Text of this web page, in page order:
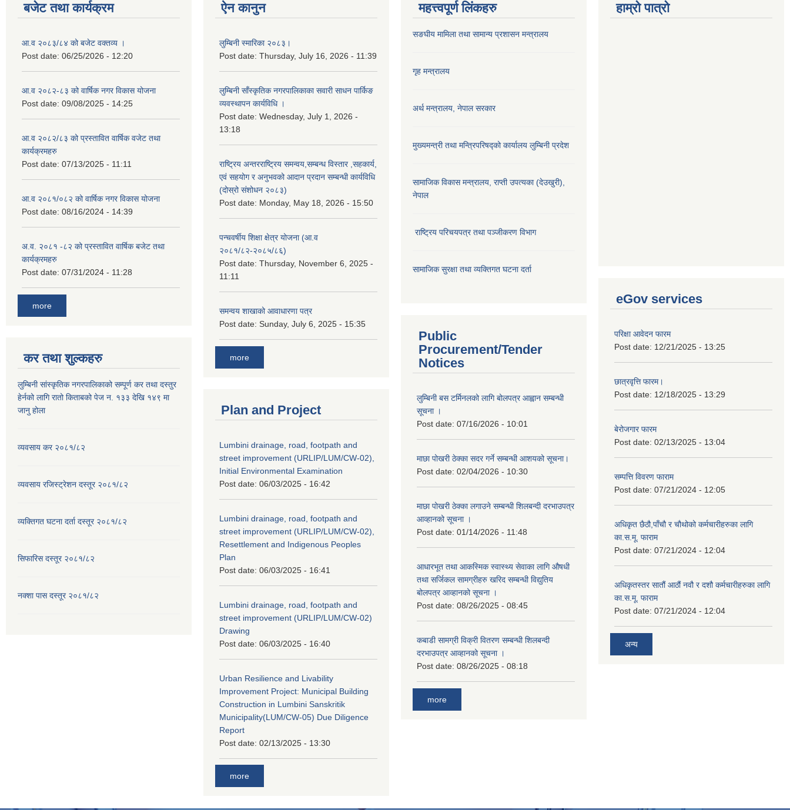
बजेट तथा कार्यक्रम
आ.व २०८३/८४ को बजेट वक्तव्य ।
Post date: 06/25/2026 - 12:20
आ.व २०८२-८३ को वार्षिक नगर विकास योजना
Post date: 09/08/2025 - 14:25
आ.व २०८२/८३ को प्रस्तावित वार्षिक वजेट तथा
कार्यक्रमहरु
Post date: 07/13/2025 - 11:11
आ.व २०८१/०८२ को वार्षिक नगर विकास योजना
Post date: 08/16/2024 - 14:39
अ.व. २०८१ -८२ को प्रस्तावित वार्षिक बजेट तथा
कार्यक्रमहरु
Post date: 07/31/2024 - 11:28
more
कर तथा शुल्कहरु
लुम्बिनी सांस्कृतिक नगरपालिकाको सम्पूर्ण कर तथा दस्तुर
हेर्नको लागि रातो किताबको पेज न. १३३ देखि १४९ मा
जानु होला
व्यवसाय कर २०८१/८२
व्यवसाय रजिस्ट्रेशन दस्तूर २०८१/८२
व्यक्तिगत घटना दर्ता दस्तूर २०८१/८२
सिफारिस दस्तूर २०८१/८२
नक्शा पास दस्तूर २०८१/८२
ऐन कानुन
लुम्बिनी स्मारिका २०८३।
Post date: Thursday, July 16, 2026 - 11:39
लुम्बिनी साँस्कृतिक नगरपालिकाका सवारी साधन पार्किङ
व्यवस्थापन कार्यविधि ।
Post date: Wednesday, July 1, 2026 -
13:18
राष्ट्रिय अन्तरराष्ट्रिय समन्वय,सम्बन्ध विस्तार ,सहकार्य,
एवं सहयोग र अनुभवको आदान प्रदान सम्बन्धी कार्यविधि
(दोस्रो संशोधन २०८३)
Post date: Monday, May 18, 2026 - 15:50
पन्चवर्षीय शिक्षा क्षेत्र योजना (आ.व
२०८१/८२-२०८५/८६)
Post date: Thursday, November 6, 2025 -
11:11
समन्वय शाखाको आवाधारणा पत्र
Post date: Sunday, July 6, 2025 - 15:35
more
Plan and Project
Lumbini drainage, road, footpath and
street improvement (URLIP/LUM/CW-02),
Initial Environmental Examination
Post date: 06/03/2025 - 16:42
Lumbini drainage, road, footpath and
street improvement (URLIP/LUM/CW-02),
Resettlement and Indigenous Peoples
Plan
Post date: 06/03/2025 - 16:41
Lumbini drainage, road, footpath and
street improvement (URLIP/LUM/CW-02)
Drawing
Post date: 06/03/2025 - 16:40
Urban Resilience and Livability
Improvement Project: Municipal Building
Construction in Lumbini Sanskritik
Municipality(LUM/CW-05) Due Diligence
Report
Post date: 02/13/2025 - 13:30
more
महत्त्वपूर्ण लिंकहरु
सङघीय मामिला तथा सामान्य प्रशासन मन्‍त्रालय
गृह मन्त्रालय
अर्थ मन्त्रालय, नेपाल सरकार
मुख्यमन्त्री तथा मन्त्रिपरिषद्को कार्यालय लुम्बिनी प्रदेश
सामाजिक विकास मन्‍‍त्रालय, राप्ती उपत्यका (देउखुरी),
नेपाल
राष्ट्रिय परिचयपत्र तथा पञ्जीकरण विभाग
सामाजिक सुरक्षा तथा व्यक्तिगत घटना दर्ता
Public
Procurement/Tender
Notices
लुम्बिनी बस टर्मिनलको लागि बोलपत्र आह्वान सम्बन्धी
सूचना ।
Post date: 07/16/2026 - 10:01
माछा पोखरी ठेक्का सदर गर्ने सम्बन्धी आशयको सूचना।
Post date: 02/04/2026 - 10:30
माछा पोखरी ठेक्का लगाउने सम्बन्धी शिलबन्दी दरभाउपत्र
आव्हानको सूचना ।
Post date: 01/14/2026 - 11:48
आधारभूत तथा आकस्मिक स्वास्थ्य सेवाका लागि औषधी
तथा सर्जिकल सामग्रीहरु खरिद सम्बन्धी विद्युतिय
बोलपत्र आव्हानको सूचना ।
Post date: 08/26/2025 - 08:45
कबाडी सामग्री विक्री वितरण सम्बन्धी शिलबन्दी
दरभाउपत्र आव्हानको सूचना ।
Post date: 08/26/2025 - 08:18
more
हाम्रो पात्रो
eGov services
परिक्षा आवेदन फारम
Post date: 12/21/2025 - 13:25
छात्रवृत्ति फारम।
Post date: 12/18/2025 - 13:29
बेरोजगार फारम
Post date: 02/13/2025 - 13:04
सम्पत्ति विवरण फाराम
Post date: 07/21/2024 - 12:05
अधिकृत छैठौ,पाँचौ र चौथोको कर्मचारीहरुका लागि
का.स.मू. फाराम
Post date: 07/21/2024 - 12:04
अधिकृतस्तर सातौं आठौं नवौ र दशौ कर्मचारीहरुका लागि
का.स.मू. फाराम
Post date: 07/21/2024 - 12:04
अन्य